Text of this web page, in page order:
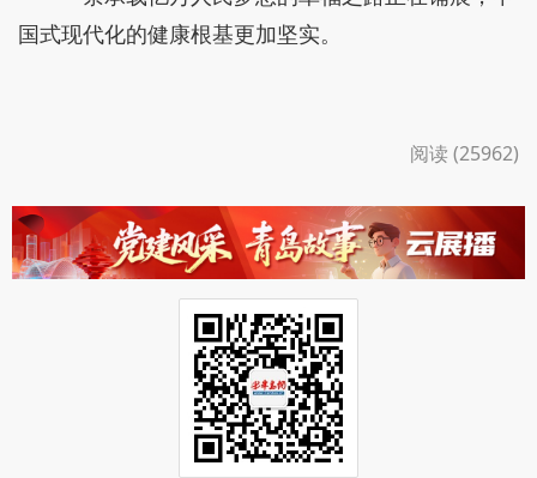
国式现代化的健康根基更加坚实。
阅读 (25962)